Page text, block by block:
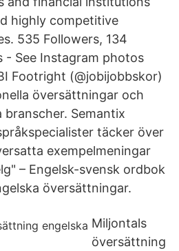
highly competitive
535 Followers, 134
- See Instagram photos
Footright (@jobijobbskor)
översättningar och
Semantix
täcker över
exempelmeningar
– Engelsk-svensk ordbok
översättningar.
Miljontals
översättning